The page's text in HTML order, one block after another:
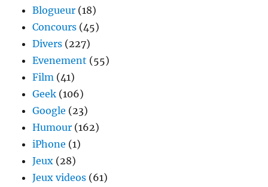
Blogueur (18)
Concours (45)
Divers (227)
Evenement (55)
Film (41)
Geek (106)
Google (23)
Humour (162)
iPhone (1)
Jeux (28)
Jeux videos (61)